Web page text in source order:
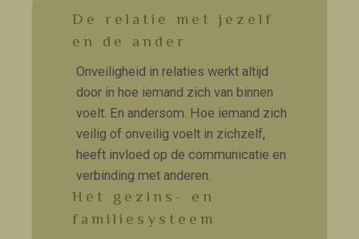
Het gezins- en
familiesysteem
De relatie met jezelf
en de ander
Onveiligheid in relaties werkt altijd
door in hoe iemand zich van binnen
voelt. En andersom. Hoe iemand zich
veilig of onveilig voelt in zichzelf,
heeft invloed op de communicatie en
verbinding met anderen.